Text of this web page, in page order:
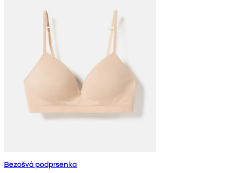
Bezošvá podprsenka